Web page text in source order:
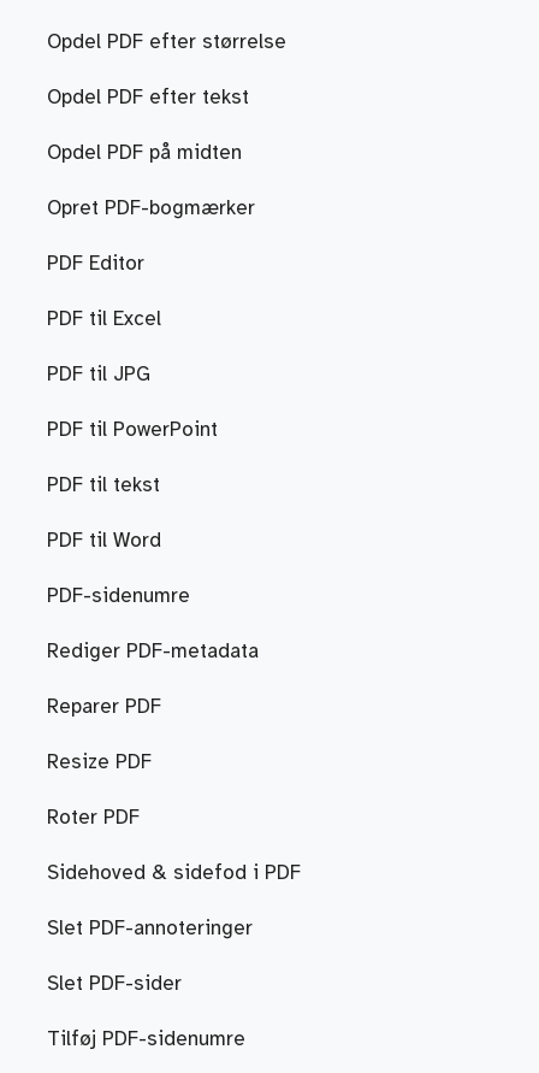
Opdel PDF efter størrelse
Opdel PDF efter tekst
Opdel PDF på midten
Opret PDF-bogmærker
PDF Editor
PDF til Excel
PDF til JPG
PDF til PowerPoint
PDF til tekst
PDF til Word
PDF-sidenumre
Rediger PDF-metadata
Reparer PDF
Resize PDF
Roter PDF
Sidehoved & sidefod i PDF
Slet PDF-annoteringer
Slet PDF-sider
Tilføj PDF-sidenumre